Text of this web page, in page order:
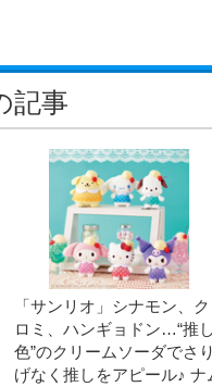
記事
「サンリオ」シナモン、ク
ロミ、ハンギョドン…“推し
色”のクリームソーダでさり
げなく推しをアピール♪ ナ